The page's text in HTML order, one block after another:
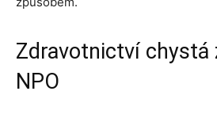
Zdravotnictví chystá
NPO